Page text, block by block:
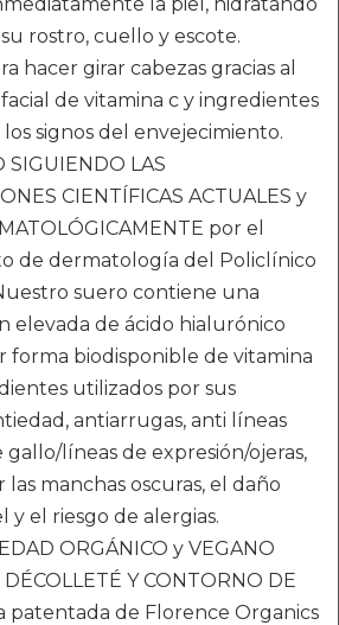
rostro, cuello y escote.
hacer girar cabezas gracias al
de vitamina c y ingredientes
signos del envejecimiento.
SIGUIENDO LAS
CIENTÍFICAS ACTUALES y
por el
de dermatología del Policlínico
suero contiene una
elevada de ácido hialurónico
forma biodisponible de vitamina
utilizados por sus
antiarrugas, anti líneas
gallo/líneas de expresión/ojeras,
manchas oscuras, el daño
y el riesgo de alergias.
ORGÁNICO y VEGANO
DÉCOLLETÉ Y CONTORNO DE
patentada de Florence Organics